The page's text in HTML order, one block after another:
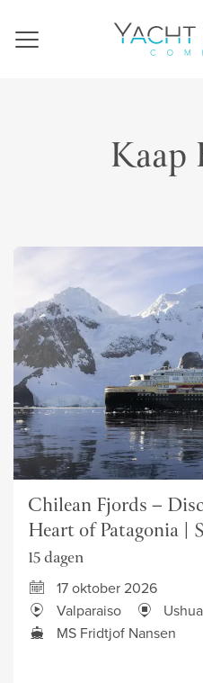
Navigation
Kaap
Chilean Fjords –
Heart of Patagonia |
15 dagen
17 oktober 2026
Valparaiso
MS Fridtjof Nansen